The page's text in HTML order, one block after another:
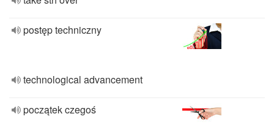
postęp techniczny
technological advancement
początek czegoś